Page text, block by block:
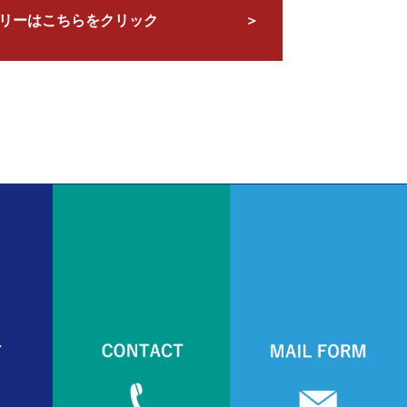
ーはこちらをクリック